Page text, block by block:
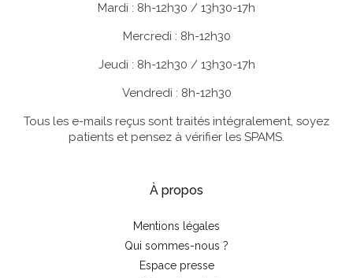
Mardi : 8h-12h30 / 13h30-17h
Mercredi : 8h-12h30
Jeudi : 8h-12h30 / 13h30-17h
Vendredi : 8h-12h30
Tous les e-mails reçus sont traités intégralement, soyez
patients et pensez à vérifier les SPAMS.
À propos
Mentions légales
Qui sommes-nous ?
Espace presse